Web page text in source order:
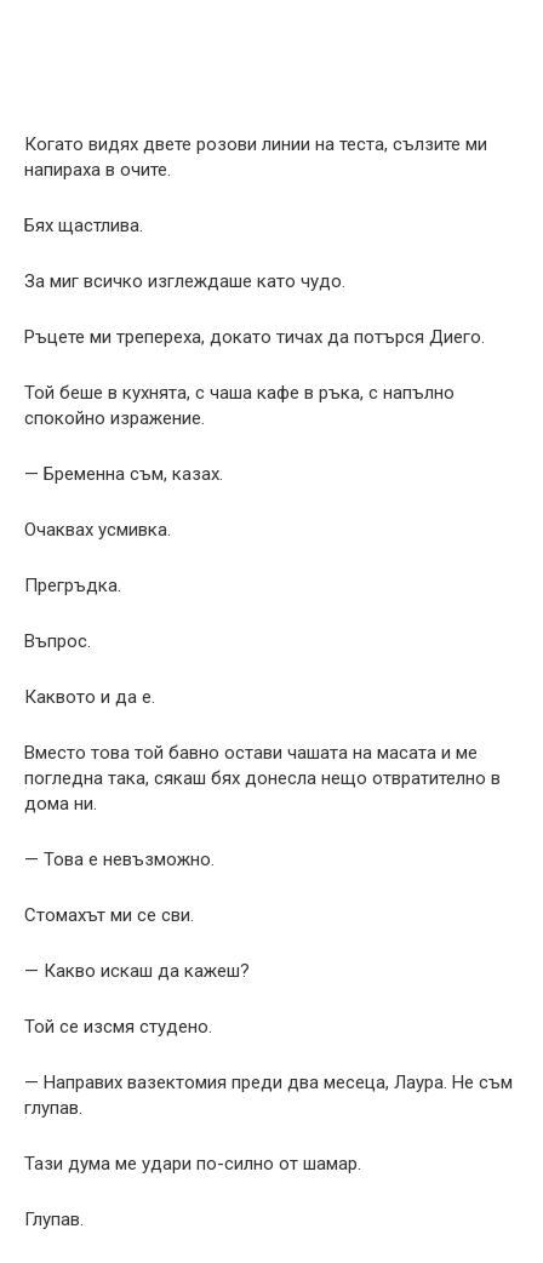
Когато видях двете розови линии на теста, сълзите ми
напираха в очите.
Бях щастлива.
За миг всичко изглеждаше като чудо.
Ръцете ми трепереха, докато тичах да потърся Диего.
Той беше в кухнята, с чаша кафе в ръка, с напълно
спокойно изражение.
— Бременна съм, казах.
Очаквах усмивка.
Прегръдка.
Въпрос.
Каквото и да е.
Вместо това той бавно остави чашата на масата и ме
погледна така, сякаш бях донесла нещо отвратително в
дома ни.
— Това е невъзможно.
Стомахът ми се сви.
— Какво искаш да кажеш?
Той се изсмя студено.
— Направих вазектомия преди два месеца, Лаура. Не съм
глупав.
Тази дума ме удари по-силно от шамар.
Глупав.